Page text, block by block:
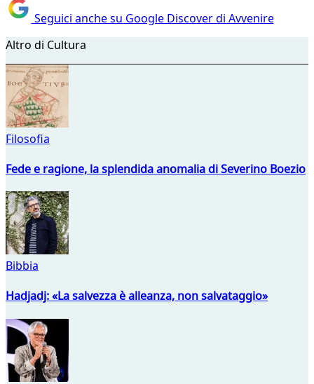
Seguici anche su Google Discover di Avvenire
Altro di Cultura
Filosofia
Fede e ragione, la splendida anomalia di Severino Boezio
Bibbia
Hadjadj: «La salvezza è alleanza, non salvataggio»